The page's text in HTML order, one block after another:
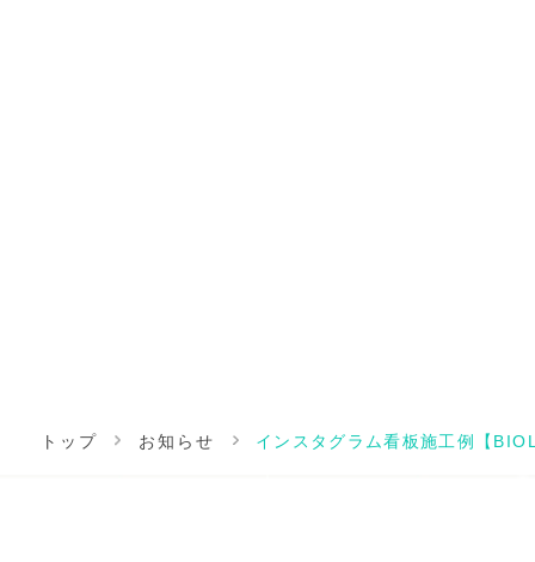
トップ お知らせ インスタグラム看板施工例【